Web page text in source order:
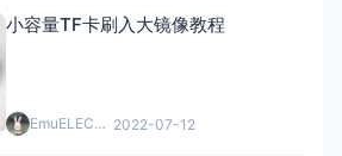
小容量TF卡刷入大镜像教程
EmuELEC中文网 2022-07-12